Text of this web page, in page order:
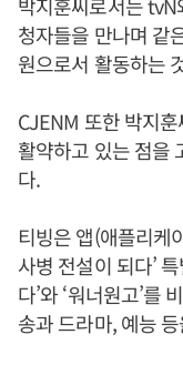
청자들을 만나며 같
원으로서 활동하는
CJENM 또한 박지
활약하고 있는 점을
다.
티빙은 앱(애플리케
사병 전설이 되다’
다’와 ‘워너원고’를
송과 드라마, 예능